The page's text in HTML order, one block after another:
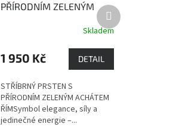
PŘÍRODNÍM ZELENÝM
achát má harmonizující
vliv na celý organismus.
Skladem
1 950 Kč DETAIL
STŘÍBRNÝ PRSTEN S
PŘÍRODNÍM ZELENÝM ACHÁTEM
ŘÍMSymbol elegance, síly a
jedinečné energie –...
Další
produkt